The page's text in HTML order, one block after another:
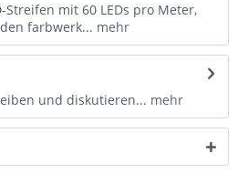
Streifen mit 60 LEDs pro Meter,
farbwerk... mehr
und diskutieren... mehr